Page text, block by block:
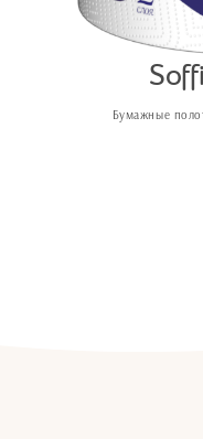
Бумажные